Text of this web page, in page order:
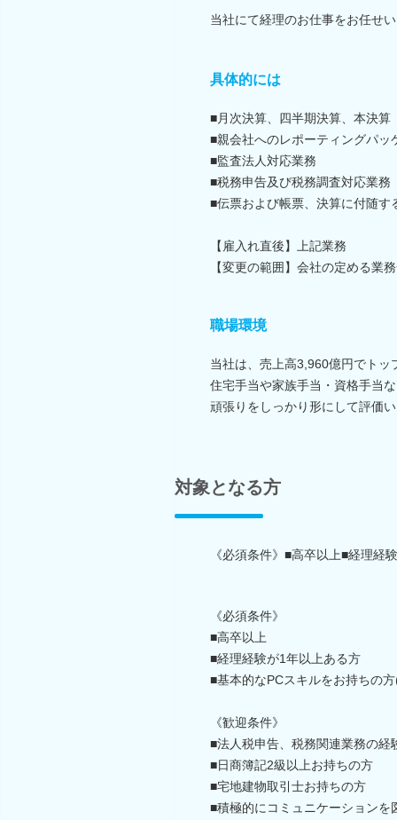
当社にて経理のお仕事をお任せ
具体的には
■月次決算、四半期決算、本決算
■親会社へのレポーティングパッ
■監査法人対応業務
■税務申告及び税務調査対応業務
■伝票および帳票、決算に付随す
【雇入れ直後】上記業務
【変更の範囲】会社の定める業
職場環境
当社は、売上高3,960億円でト
住宅手当や家族手当・資格手当
頑張りをしっかり形にして評価
対象となる方
《必須条件》■高卒以上■経理経
《必須条件》
■高卒以上
■経理経験が1年以上ある方
■基本的なPCスキルをお持ちの
《歓迎条件》
■法人税申告、税務関連業務の経
■日商簿記2級以上お持ちの方
■宅地建物取引士お持ちの方
■積極的にコミュニケーションを